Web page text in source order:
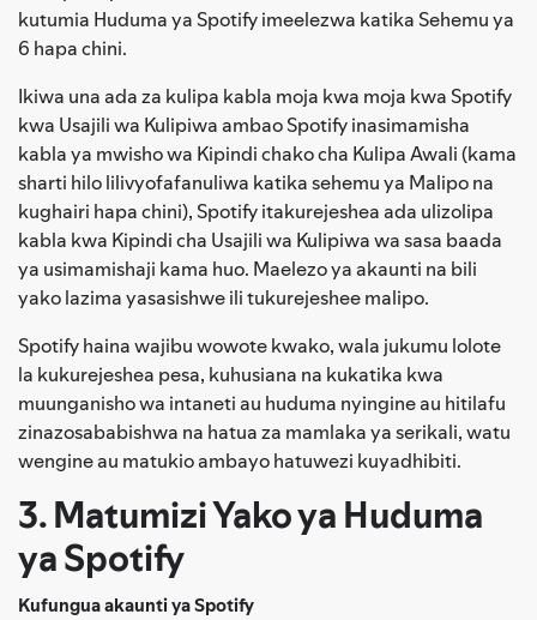
kutumia Huduma ya Spotify imeelezwa katika Sehemu ya
6 hapa chini.
Ikiwa una ada za kulipa kabla moja kwa moja kwa Spotify
kwa Usajili wa Kulipiwa ambao Spotify inasimamisha
kabla ya mwisho wa Kipindi chako cha Kulipa Awali (kama
sharti hilo lilivyofafanuliwa katika sehemu ya Malipo na
kughairi hapa chini), Spotify itakurejeshea ada ulizolipa
kabla kwa Kipindi cha Usajili wa Kulipiwa wa sasa baada
ya usimamishaji kama huo. Maelezo ya akaunti na bili
yako lazima yasasishwe ili tukurejeshee malipo.
Spotify haina wajibu wowote kwako, wala jukumu lolote
la kukurejeshea pesa, kuhusiana na kukatika kwa
muunganisho wa intaneti au huduma nyingine au hitilafu
zinazosababishwa na hatua za mamlaka ya serikali, watu
wengine au matukio ambayo hatuwezi kuyadhibiti.
3. Matumizi Yako ya Huduma
ya Spotify
Kufungua akaunti ya Spotify